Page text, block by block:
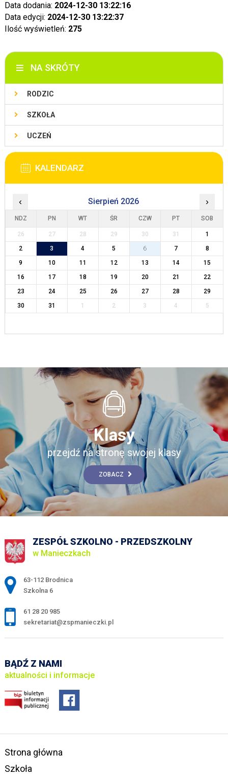
Data dodania: 2024-12-30 13:22:16
Data edycji: 2024-12-30 13:22:37
Ilość wyświetleń: 275
NA SKRÓTY
RODZIC
SZKOŁA
UCZEŃ
KALENDARZ
‹ Sierpień 2026 ›
NDZ PN WT ŚR CZW PT SOB
26 27 28 29 30 31
1
2
3 4 5 6 7
8
9
10 11 12 13 14
15
16
17 18 19 20 21
22
23
24 25 26 27 28
29
30
31 1 2 3 4 5
Klasy
przejdź na stronę swojej klasy
ZOBACZ
ZESPÓŁ SZKOLNO - PRZEDSZKOLNY
w Manieczkach
Adres pocztowy:
63-112 Brodnica
Szkolna 6
61 28 20 985
sekretariat@zspmanieczki.pl
BĄDŹ Z NAMI
aktualności i informacje
Strona główna
Szkoła